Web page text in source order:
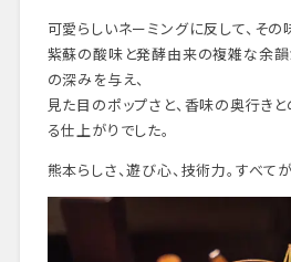
可愛らしいネーミングに反して、その
紫蘇の酸味と発酵由来の複雑な余韻
の深みを与え、
見た目のポップさと、香味の奥行き
る仕上がりでした。
熊本らしさ、遊び心、技術力。すべて